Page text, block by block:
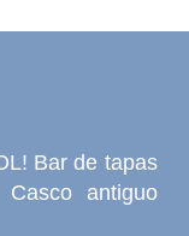
Bar de tapas
antiguo